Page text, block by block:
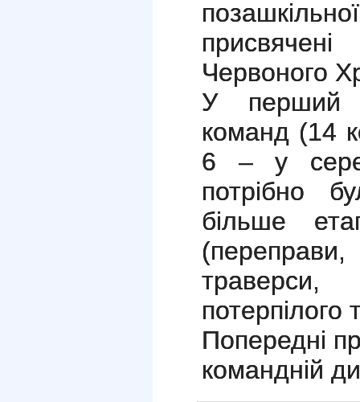
присвячені
Червоного
У перший
команд (14
6 – у
потрібно
більше
потерпілого
Попередні
командній